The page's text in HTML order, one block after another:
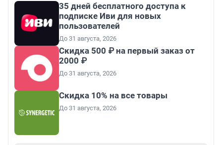
35 дней бесплатного доступа к
подписке Иви для новых
пользователей
До 31 августа, 2026
Скидка 500 ₽ на первый заказ от
2000 ₽
До 31 августа, 2026
Скидка 10% на все товары
До 31 августа, 2026